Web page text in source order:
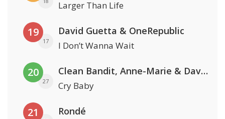
Larger Than Life
19
17
David Guetta & OneRepublic
I Don’t Wanna Wait
20
27
Clean Bandit, Anne-Marie & David Guetta
Cry Baby
21 Rondé